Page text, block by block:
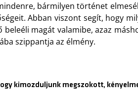
bármilyen történet
Abban viszont segít, hogy
beleéli magát valamibe, azaz
szippantja az élmény.
kimozduljunk megszokott,